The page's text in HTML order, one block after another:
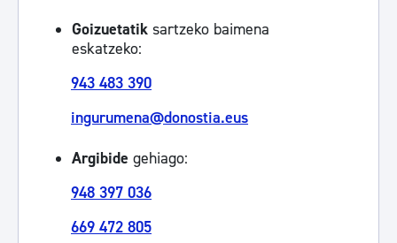
Goizuetatik sartzeko baimena
eskatzeko:
943 483 390
ingurumena@donostia.eus
Argibide gehiago:
948 397 036
669 472 805